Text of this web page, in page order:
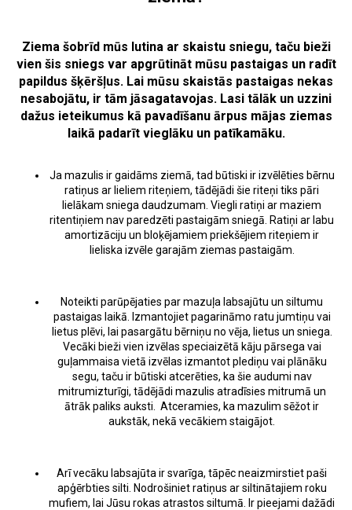
Ziema šobrīd mūs lutina ar skaistu sniegu, taču bieži
vien šis sniegs var apgrūtināt mūsu pastaigas un radīt
papildus šķēršļus. Lai mūsu skaistās pastaigas nekas
nesabojātu, ir tām jāsagatavojas. Lasi tālāk un uzzini
dažus ieteikumus kā pavadīšanu ārpus mājas ziemas
laikā padarīt vieglāku un patīkamāku.
Ja mazulis ir gaidāms ziemā, tad būtiski ir izvēlēties bērnu
ratiņus ar lieliem riteņiem, tādējādi šie riteņi tiks pāri
lielākam sniega daudzumam. Viegli ratiņi ar maziem
ritentiņiem nav paredzēti pastaigām sniegā. Ratiņi ar labu
amortizāciju un bloķējamiem priekšējiem riteņiem ir
lieliska izvēle garajām ziemas pastaigām.
Noteikti parūpējaties par mazuļa labsajūtu un siltumu
pastaigas laikā. Izmantojiet pagarināmo ratu jumtiņu vai
lietus plēvi, lai pasargātu bērniņu no vēja, lietus un sniega.
Vecāki bieži vien izvēlas speciaizētā kāju pārsega vai
guļammaisa vietā izvēlas izmantot plediņu vai plānāku
segu, taču ir būtiski atcerēties, ka šie audumi nav
mitrumizturīgi, tādējādi mazulis atradīsies mitrumā un
ātrāk paliks auksti. Atceramies, ka mazulim sēžot ir
aukstāk, nekā vecākiem staigājot.
Arī vecāku labsajūta ir svarīga, tāpēc neaizmirstiet paši
apģērbties silti. Nodrošiniet ratiņus ar siltinātajiem roku
mufiem, lai Jūsu rokas atrastos siltumā. Ir pieejami dažādi